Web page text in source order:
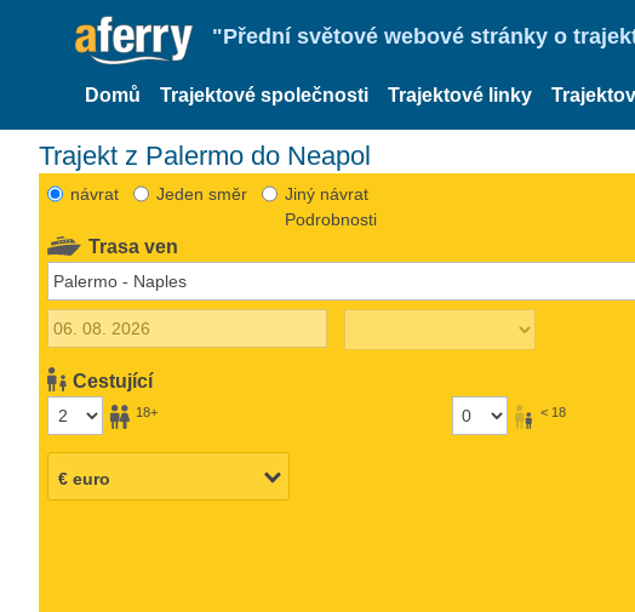
"Přední světové webové stránky o
Domů Trajektové společnosti Trajektové linky
Trajekt z Palermo do Neapol
návrat Jeden směr
Jiný návrat
Podrobnosti
Trasa ven
Cestující
18+ < 18